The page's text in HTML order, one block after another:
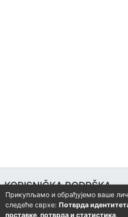
KORISNIČKA PODRŠKA
Univerzitetski računarski centar
+387 57 320 140
Прикупљамо и обрађујемо ваше
следеће сврхе: Потврда
поставке, потврда и статистика.